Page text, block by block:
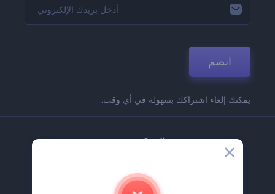
انضم
يمكنك إلغاء اشتراكك بسهولة في أي وقت.
الشركة
اتصل بنا